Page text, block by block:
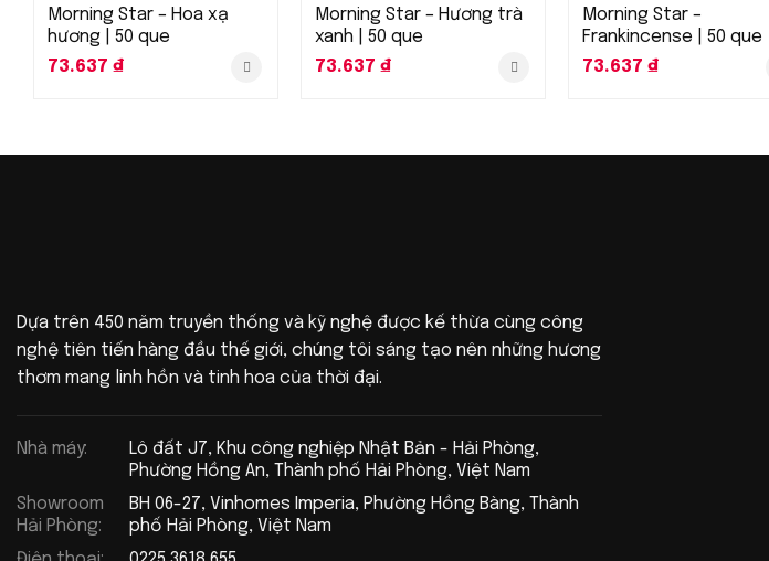
Morning Star – Hoa xạ
hương | 50 que
73.637 ₫
Morning Star – Hương trà
xanh | 50 que
73.637 ₫
Morning Star –
Frankincense | 50 que
73.637 ₫
Dựa trên 450 năm truyền thống và kỹ nghệ được kế thừa cùng công
nghệ tiên tiến hàng đầu thế giới, chúng tôi sáng tạo nên những hương
thơm mang linh hồn và tinh hoa của thời đại.
Nhà máy:
Lô đất J7, Khu công nghiệp Nhật Bản - Hải Phòng,
Phường Hồng An, Thành phố Hải Phòng, Việt Nam
Showroom
Hải Phòng:
BH 06-27, Vinhomes Imperia, Phường Hồng Bàng, Thành
phố Hải Phòng, Việt Nam